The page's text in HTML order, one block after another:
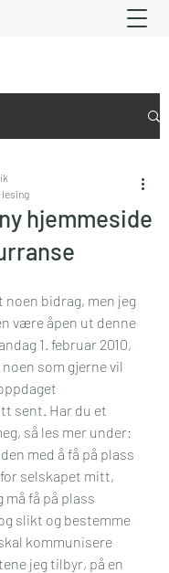
hjemmeside
lesing
være åpen ut denne
1. februar 2010,
som gjerne vil
sent. Har du et
så les mer under:
med å få på plass
selskapet mitt,
må få på plass
slikt og bestemme
kommunisere
jeg tilbyr, på en